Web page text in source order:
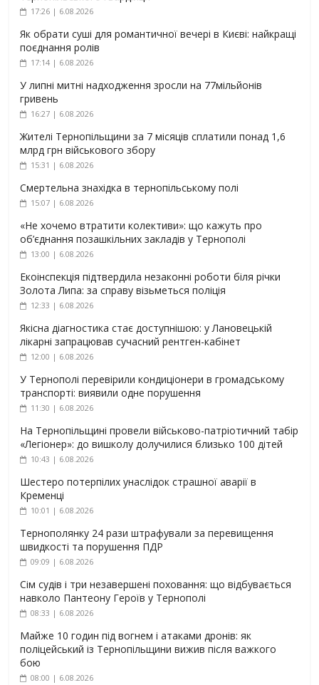
17:26 | 6.08.2026
Як обрати суші для романтичної вечері в Києві: найкращі
поєднання ролів
17:14 | 6.08.2026
У липні митні надходження зросли на 77мільйонів
гривень
16:27 | 6.08.2026
Жителі Тернопільщини за 7 місяців сплатили понад 1,6
млрд грн військового збору
15:31 | 6.08.2026
Смертельна знахідка в тернопільському полі
15:07 | 6.08.2026
«Не хочемо втратити колективи»: що кажуть про
об’єднання позашкільних закладів у Тернополі
13:00 | 6.08.2026
Екоінспекція підтвердила незаконні роботи біля річки
Золота Липа: за справу візьметься поліція
12:33 | 6.08.2026
Якісна діагностика стає доступнішою: у Лановецькій
лікарні запрацював сучасний рентген-кабінет
12:00 | 6.08.2026
У Тернополі перевірили кондиціонери в громадському
транспорті: виявили одне порушення
11:30 | 6.08.2026
На Тернопільщині провели військово-патріотичний табір
«Легіонер»: до вишколу долучилися близько 100 дітей
10:43 | 6.08.2026
Шестеро потерпілих унаслідок страшної аварії в
Кременці
10:01 | 6.08.2026
Тернополянку 24 рази штрафували за перевищення
швидкості та порушення ПДР
09:09 | 6.08.2026
Сім судів і три незавершені поховання: що відбувається
навколо Пантеону Героїв у Тернополі
08:33 | 6.08.2026
Майже 10 годин під вогнем і атаками дронів: як
поліцейський із Тернопільщини вижив після важкого
бою
08:00 | 6.08.2026